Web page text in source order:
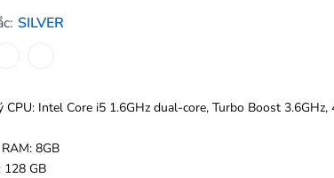
SILVER
CPU: Intel Core i5 1.6GHz dual-core, Turbo Boost 3.6GHz,
8GB
128 GB